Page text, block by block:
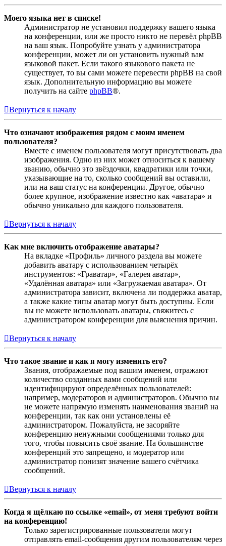
Моего языка нет в списке!
Администратор не установил поддержку вашего языка
на конференции, или же просто никто не перевёл phpBB
на ваш язык. Попробуйте узнать у администратора
конференции, может ли он установить нужный вам
языковой пакет. Если такого языкового пакета не
существует, то вы сами можете перевести phpBB на свой
язык. Дополнительную информацию вы можете
получить на сайте phpBB®.
Вернуться к началу
Что означают изображения рядом с моим именем
пользователя?
Вместе с именем пользователя могут присутствовать два
изображения. Одно из них может относиться к вашему
званию, обычно это звёздочки, квадратики или точки,
указывающие на то, сколько сообщений вы оставили,
или на ваш статус на конференции. Другое, обычно
более крупное, изображение известно как «аватара» и
обычно уникально для каждого пользователя.
Вернуться к началу
Как мне включить отображение аватары?
На вкладке «Профиль» личного раздела вы можете
добавить аватару с использованием четырёх
инструментов: «Граватар», «Галерея аватар»,
«Удалённая аватара» или «Загружаемая аватара». От
администратора зависит, включена ли поддержка аватар,
а также какие типы аватар могут быть доступны. Если
вы не можете использовать аватары, свяжитесь с
администратором конференции для выяснения причин.
Вернуться к началу
Что такое звание и как я могу изменить его?
Звания, отображаемые под вашим именем, отражают
количество созданных вами сообщений или
идентифицируют определённых пользователей:
например, модераторов и администраторов. Обычно вы
не можете напрямую изменять наименования званий на
конференции, так как они установлены её
администратором. Пожалуйста, не засоряйте
конференцию ненужными сообщениями только для
того, чтобы повысить своё звание. На большинстве
конференций это запрещено, и модератор или
администратор понизят значение вашего счётчика
сообщений.
Вернуться к началу
Когда я щёлкаю по ссылке «email», от меня требуют войти
на конференцию!
Только зарегистрированные пользователи могут
отправлять email-сообщения другим пользователям через